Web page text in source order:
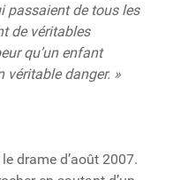
passaient de tous les
de véritables
qu’un enfant
véritable danger. »
drame d’août 2007.